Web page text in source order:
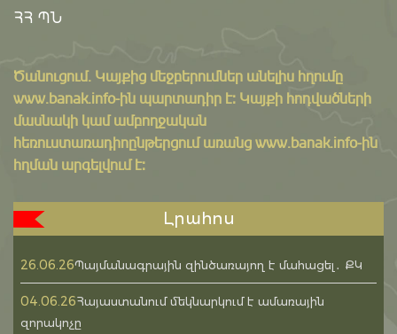
ՀՀ ՊՆ
Ծանուցում․ Կայքից մեջբերումներ անելիս հղումը
www.banak.info-ին պարտադիր է: Կայքի հոդվածների
մասնակի կամ ամբողջական
հեռուստառադիոընթերցում առանց www.banak.info-ին
հղման արգելվում է:
Լրահոս
26.06.26Պայմանագրային զինծառայող է մահացել․ ՔԿ
04.06.26Հայաստանում մեկնարկում է ամառային
զորակոչը